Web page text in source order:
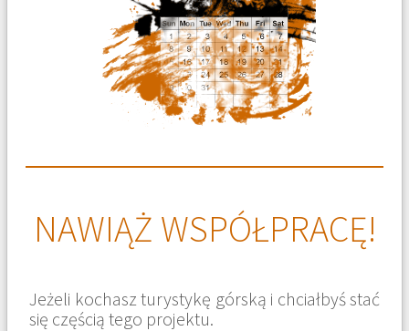
NAWIĄŻ WSPÓŁPRACĘ!
Jeżeli kochasz turystykę górską i chciałbyś stać
się częścią tego projektu.